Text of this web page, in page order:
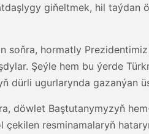
giňeltmek, hil taýdan
soňra, hormatly
Şeýle hem bu ýerde
dürli ugurlarynda gazanýan
döwlet Baştutanymyzyň
resminamalaryň